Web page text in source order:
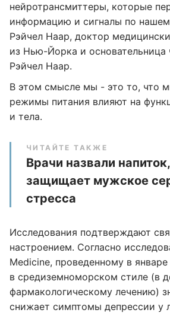
нейротрансмиттеры, которые
информацию и сигналы по
Рэйчел Наар, доктор
из Нью-Йорка и основательница
Рэйчел Наар.
В этом смысле мы - это то, что
режимы питания влияют на
и тела.
ЧИТАЙТЕ ТАКЖЕ
Врачи назвали
защищает мужское
стресса
Исследования подтверждают
настроением. Согласно
Medicine, проведенному в январе
в средиземноморском стиле (в
фармакологическому лечению)
снижает симптомы депрессии у